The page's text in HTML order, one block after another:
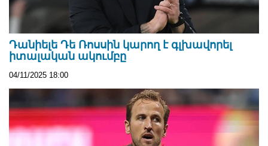
Դանիելե Դե Ռոսսին կարող է գլխավորել
իտալական ակումբը
04/11/2025 18:00